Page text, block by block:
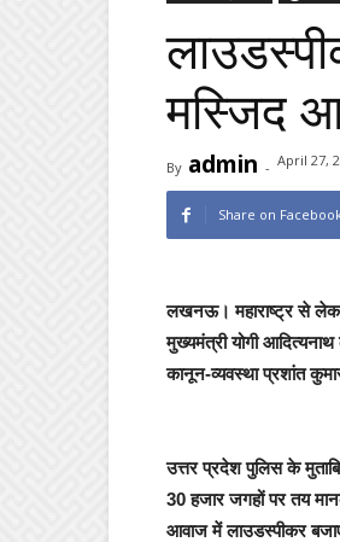
मस्जिद
By admin - April 27,
Share on
लखनऊ।महाराष्‍ट्र से
मुख्यमंत्री योगी
कानून-व्यवस्था प्रशांत
उत्तर प्रदेश पुलिस के
30 हजार जगहों पर तय
आवाज में लाउडस्पीकर